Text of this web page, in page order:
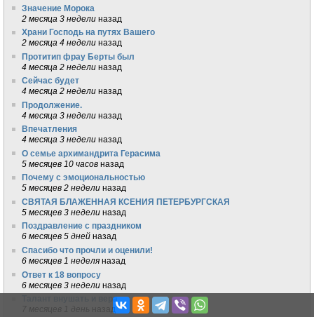
Значение Морока
2 месяца 3 недели назад
Храни Господь на путях Вашего
2 месяца 4 недели назад
Протитип фрау Берты был
4 месяца 2 недели назад
Сейчас будет
4 месяца 2 недели назад
Продолжение.
4 месяца 3 недели назад
Впечатления
4 месяца 3 недели назад
О семье архимандрита Герасима
5 месяцев 10 часов назад
Почему с эмоциональностью
5 месяцев 2 недели назад
СВЯТАЯ БЛАЖЕННАЯ КСЕНИЯ ПЕТЕРБУРГСКАЯ
5 месяцев 3 недели назад
Поздравление с праздником
6 месяцев 5 дней назад
Спасибо что прочли и оценили!
6 месяцев 1 неделя назад
Ответ к 18 вопросу
6 месяцев 3 недели назад
Талант внушать и вера